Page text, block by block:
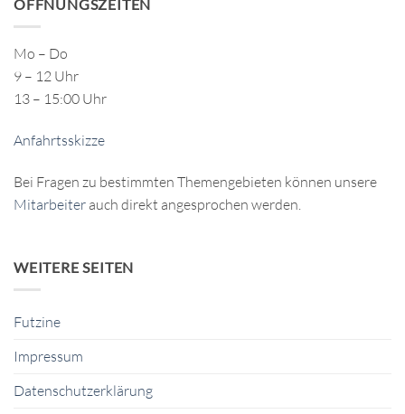
ÖFFNUNGSZEITEN
Mo – Do
9 – 12 Uhr
13 – 15:00 Uhr
Anfahrtsskizze
Bei Fragen zu bestimmten Themengebieten können unsere
Mitarbeiter auch direkt angesprochen werden.
WEITERE SEITEN
Futzine
Impressum
Datenschutzerklärung